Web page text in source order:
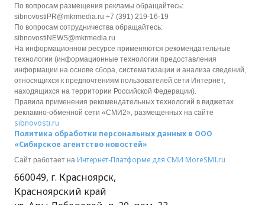
По вопросам размещения рекламы обращайтесь:
sibnovostiPR@mkrmedia.ru +7 (391) 219-16-19
По вопросам сотрудничества обращайтесь:
sibnovostiNEWS@mkrmedia.ru
На информационном ресурсе применяются рекомендательные
технологии (информационные технологии предоставления
информации на основе сбора, систематизации и анализа сведений,
относящихся к предпочтениям пользователей сети Интернет,
находящихся на территории Российской Федерации).
Правила применения рекомендательных технологий в виджетах
рекламно-обменной сети «СМИ2», размещенных на сайте
sibnovosti.ru
Политика обработки персональных данных в ООО
«Сибирское агентство новостей»
Сайт работает на Интернет-Платформе для СМИ MoreSMI.ru
660049, г. Красноярск,
Красноярский край